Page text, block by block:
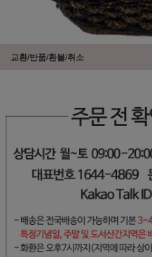
교환/반품/환불/취소